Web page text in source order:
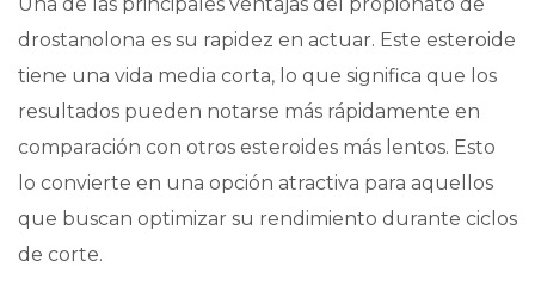
drostanolona es su rapidez en actuar. Este esteroide
tiene una vida media corta, lo que significa que los
resultados pueden notarse más rápidamente en
comparación con otros esteroides más lentos. Esto
lo convierte en una opción atractiva para aquellos
que buscan optimizar su rendimiento durante ciclos
de corte.